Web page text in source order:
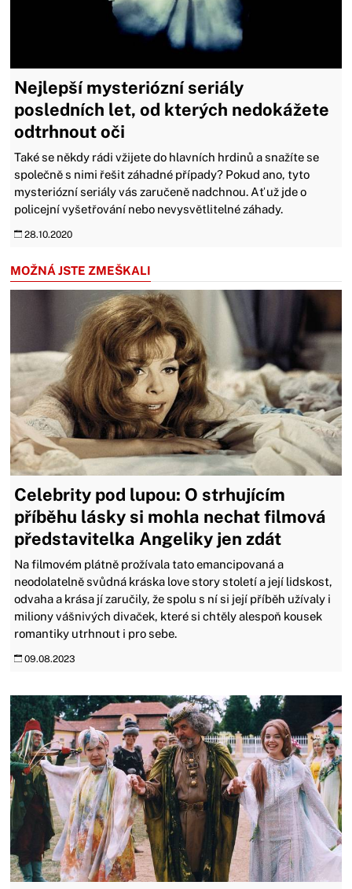
Nejlepší mysteriózní seriály
posledních let, od kterých nedokážete
odtrhnout oči
Také se někdy rádi vžijete do hlavních hrdinů a snažíte se
společně s nimi řešit záhadné případy? Pokud ano, tyto
mysteriózní seriály vás zaručeně nadchnou. Ať už jde o
policejní vyšetřování nebo nevysvětlitelné záhady.
28.10.2020
MOŽNÁ JSTE ZMEŠKALI
Celebrity pod lupou: O strhujícím
příběhu lásky si mohla nechat filmová
představitelka Angeliky jen zdát
Na filmovém plátně prožívala tato emancipovaná a
neodolatelně svůdná kráska love story století a její lidskost,
odvaha a krása jí zaručily, že spolu s ní si její příběh užívaly i
miliony vášnivých divaček, které si chtěly alespoň kousek
romantiky utrhnout i pro sebe.
09.08.2023